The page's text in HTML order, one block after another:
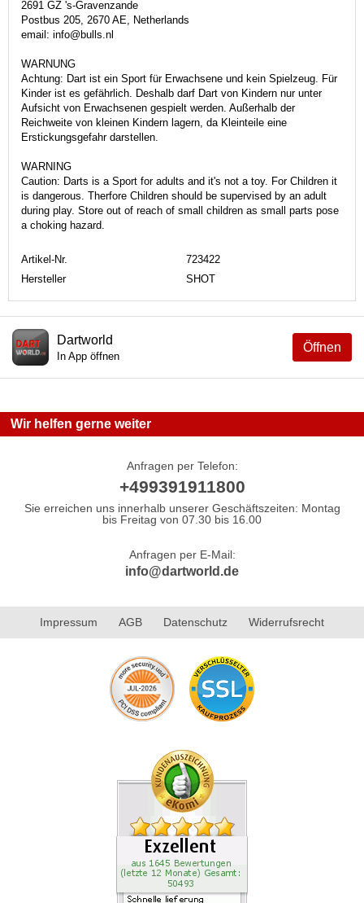
2691 GZ 's-Gravenzande
Postbus 205, 2670 AE, Netherlands
email: info@bulls.nl
WARNUNG
Achtung: Dart ist ein Sport für Erwachsene und kein Spielzeug. Für
Kinder ist es gefährlich. Deshalb darf Dart von Kindern nur unter
Aufsicht von Erwachsenen gespielt werden. Außerhalb der
Reichweite von kleinen Kindern lagern, da Kleinteile eine
Erstickungsgefahr darstellen.
WARNING
Caution: Darts is a Sport for adults and it's not a toy. For Children it
is dangerous. Therfore Children should be supervised by an adult
during play. Store out of reach of small children as small parts pose
a choking hazard.
Artikel-Nr.
723422
Hersteller
SHOT
Öffnen
Dartworld
In App öffnen
Wir helfen gerne weiter
Anfragen per Telefon:
+499391911800
Sie erreichen uns innerhalb unserer Geschäftszeiten: Montag
bis Freitag von 07.30 bis 16.00
Anfragen per E-Mail:
info@dartworld.de
Impressum AGB Datenschutz Widerrufsrecht